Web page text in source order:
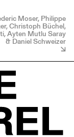
Moser, Philippe
Christoph Büchel,
Ayten Mutlu Saray
& Daniel Schweizer